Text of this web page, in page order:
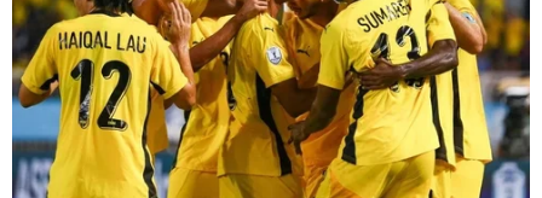
Giám đốc WHO châu Âu Hans Kluge. (Ảnh: ICN)
Trong bối cảnh dòng phụ của biến thể Omicron
đang làm gia tăng số ca mắc COVID-19 ở châu
Âu, các quốc gia cần phải đẩy nhanh chiến dịch
tiêm vaccine và tái áp đặt các biện pháp phòng